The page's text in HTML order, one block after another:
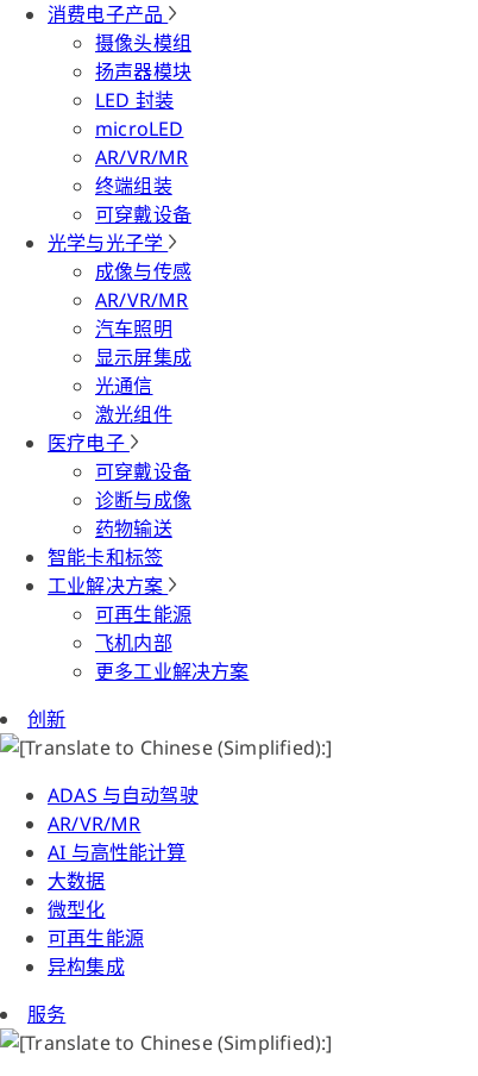
消费电子产品
摄像头模组
扬声器模块
LED 封装
microLED
AR/VR/MR
终端组装
可穿戴设备
光学与光子学
成像与传感
AR/VR/MR
汽车照明
显示屏集成
光通信
激光组件
医疗电子
可穿戴设备
诊断与成像
药物输送
智能卡和标签
工业解决方案
可再生能源
飞机内部
更多工业解决方案
创新
ADAS 与自动驾驶
AR/VR/MR
AI 与高性能计算
大数据
微型化
可再生能源
异构集成
服务